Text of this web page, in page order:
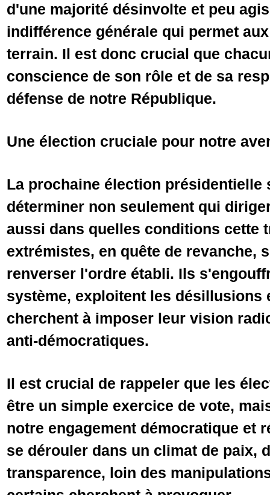
d'une majorité désinvolte et peu
indifférence générale qui permet
terrain. Il est donc crucial que
conscience de son rôle et de sa
défense de notre République.
Une élection cruciale pour notre
La prochaine élection présidentielle
déterminer non seulement qui
aussi dans quelles conditions cette
extrémistes, en quête de revanche,
renverser l'ordre établi. Ils
système, exploitent les désillusions
cherchent à imposer leur vision
anti-démocratiques.
Il est crucial de rappeler que les
être un simple exercice de vote,
notre engagement démocratique et
se dérouler dans un climat de paix,
transparence, loin des